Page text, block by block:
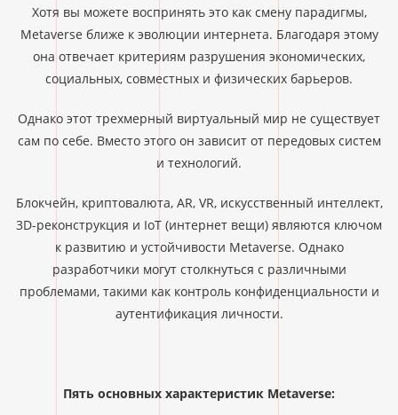
Хотя вы можете воспринять это как смену парадигмы,
Metaverse ближе к эволюции интернета. Благодаря этому
она отвечает критериям разрушения экономических,
социальных, совместных и физических барьеров.
Однако этот трехмерный виртуальный мир не существует
сам по себе. Вместо этого он зависит от передовых систем
и технологий.
Блокчейн, криптовалюта, AR, VR, искусственный интеллект,
3D-реконструкция и IoT (интернет вещи) являются ключом
к развитию и устойчивости Metaverse. Однако
разработчики могут столкнуться с различными
проблемами, такими как контроль конфиденциальности и
аутентификация личности.
Пять основных характеристик Metaverse: